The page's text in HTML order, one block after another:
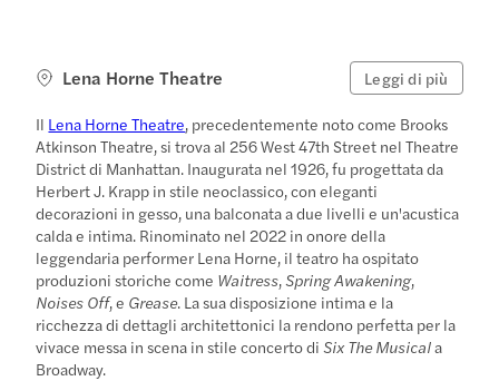
Lena Horne Theatre Leggi di più
Il Lena Horne Theatre, precedentemente noto come Brooks
Atkinson Theatre, si trova al 256 West 47th Street nel Theatre
District di Manhattan. Inaugurata nel 1926, fu progettata da
Herbert J. Krapp in stile neoclassico, con eleganti
decorazioni in gesso, una balconata a due livelli e un'acustica
calda e intima. Rinominato nel 2022 in onore della
leggendaria performer Lena Horne, il teatro ha ospitato
produzioni storiche come Waitress,Spring Awakening,
Noises Off, e Grease. La sua disposizione intima e la
ricchezza di dettagli architettonici la rendono perfetta per la
vivace messa in scena in stile concerto diSix The Musicala
Broadway.